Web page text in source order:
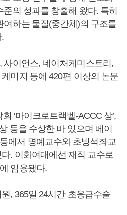
의 성과를 창출해 왔다. 특히
하는 물질(중간체)의 구조를
사이언스, 네이처케미스트리,
미지 등에 420편 이상의 논문
‘마이크로트랙벨-ACCC 상’,
등을 수상한 바 있으며 베이
에서 명예교수와 초빙석좌교
. 이화여대에선 재직 교수로
임용됐다.
, 365일 24시간 초응급수술